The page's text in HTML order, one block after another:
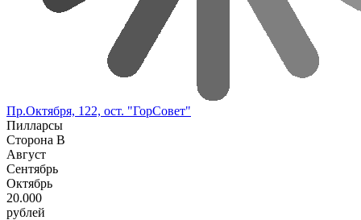
Пр.Октября, 122, ост. "ГорСовет"
Пилларсы
Сторона В
Август
Сентябрь
Октябрь
20.000
рублей